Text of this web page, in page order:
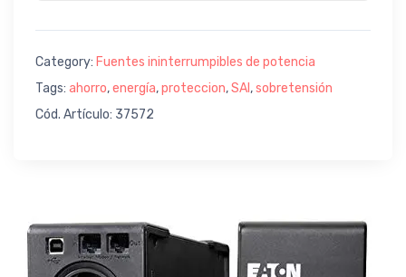
Category: Fuentes ininterrumpibles de potencia
Tags: ahorro,energía,proteccion,SAI ,sobretensión
Cód. Artículo: 37572